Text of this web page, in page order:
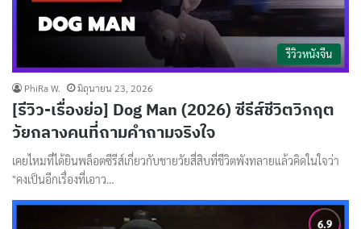
รีวิวหนังจีน
PhiRa W. มิถุนายน 23, 2026
[รีวิว-เรื่องย่อ] Dog Man (2026) ซีรีส์ชีวิตวิกฤต
วัยกลางคนที่ถามคำถามจริงใจ
เคยไหมที่ได้ยินพล็อตซีรีส์เกี่ยวกับชายวัยสี่สิบที่ชีวิตพังทลายแล้วคิดในใจว่า
"คงเป็นอีกเรื่องที่เอาว…